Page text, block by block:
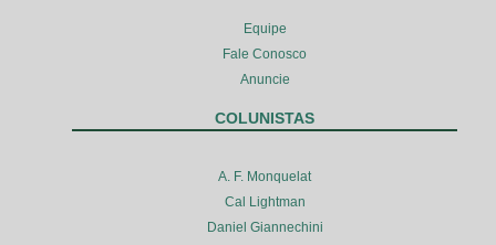
Equipe
Fale Conosco
Anuncie
COLUNISTAS
A. F. Monquelat
Cal Lightman
Daniel Giannechini